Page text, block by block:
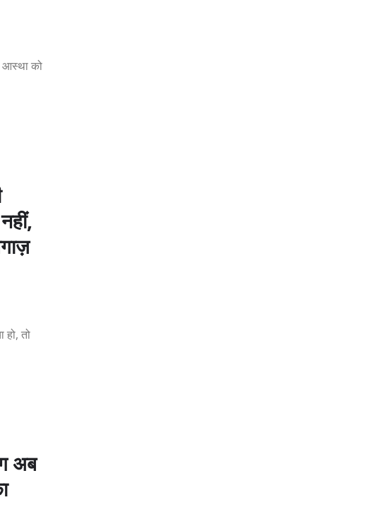
आस्था को
तो
अब